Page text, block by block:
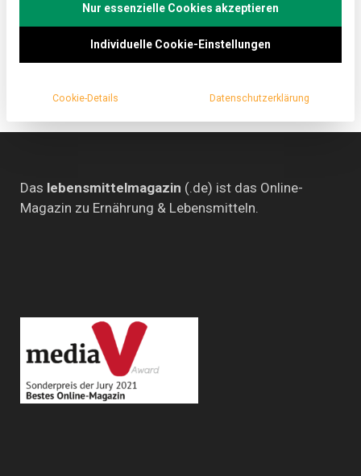
an Beeten voll Tomaten, Blumen und kulinarischer
Das lebensmittelmagazin (.de) ist das Online-
Magazin zu Ernährung & Lebensmitteln.
Nur essenzielle Cookies akzeptieren
Individuelle Cookie-Einstellungen
Cookie-Details Datenschutzerklärung